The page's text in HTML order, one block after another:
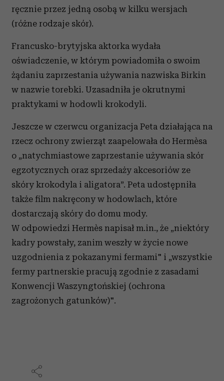
ręcznie przez jedną osobą w kilku wersjach
(różne rodzaje skór).
Francusko-brytyjska aktorka wydała
oświadczenie, w którym powiadomiła o swoim
żądaniu zaprzestania używania nazwiska Birkin
w nazwie torebki. Uzasadniła je okrutnymi
praktykami w hodowli krokodyli.
Jeszcze w czerwcu organizacja Peta działająca na
rzecz ochrony zwierząt zaapelowała do Hermèsa
o „natychmiastowe zaprzestanie używania skór
egzotycznych oraz sprzedaży akcesoriów ze
skóry krokodyla i aligatora”. Peta udostępniła
także film nakręcony w hodowlach, które
dostarczają skóry do domu mody.
W odpowiedzi Hermès napisał m.in., że „niektóry
kadry powstały, zanim weszły w życie nowe
uzgodnienia z pokazanymi fermami" i „wszystkie
fermy partnerskie pracują zgodnie z zasadami
Konwencji Waszyngtońskiej (ochrona
zagrożonych gatunków)".